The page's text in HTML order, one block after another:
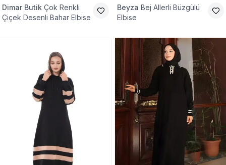
Dimar Butik Çok Renkli
Çiçek Desenli Bahar Elbise
Beyza Bej Allerli Büzgülü
Elbise